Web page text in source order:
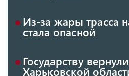
Из-за жары трасса
стала опасной
Государству
Харьковской